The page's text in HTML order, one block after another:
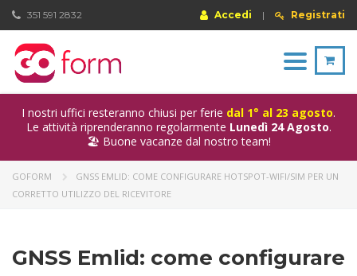
Accedi | Registrati
351 591 2832
Toggle
navigation
I nostri uffici resteranno chiusi per ferie dal 1° al 23 agosto.
Le attività riprenderanno regolarmente Lunedì 24 Agosto.
🏖️ Buone vacanze dal nostro team!
GOFORM
GNSS EMLID: COME CONFIGURARE HOTSPOT-WIFI/SIM PER UN
CORRETTO UTILIZZO DEL RICEVITORE
GNSS Emlid: come configurare